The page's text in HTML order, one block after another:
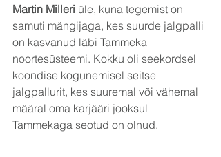
Martin Milleri üle, kuna tegemist on
samuti mängijaga, kes suurde jalgpalli
on kasvanud läbi Tammeka
noortesüsteemi. Kokku oli seekordsel
koondise kogunemisel seitse
jalgpallurit, kes suuremal või vähemal
määral oma karjääri jooksul
Tammekaga seotud on olnud.